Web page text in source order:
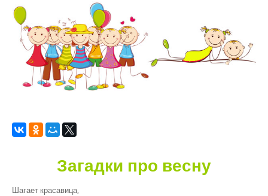
Загадки про весну
Шагает красавица,